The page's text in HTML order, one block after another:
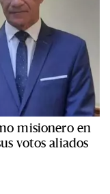
misionero en
votos aliados